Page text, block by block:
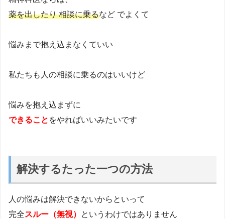
薬を出したり 相談に乗るなど でよくて
悩みまで抱え込まなくていい
私たちも人の相談に乗るのはいいけど
悩みを抱え込まずに
できること をやればいいみたいです
解決するたった一つの方法
人の悩みは解決できないからといって
完全スルー（無視） というわけではありません